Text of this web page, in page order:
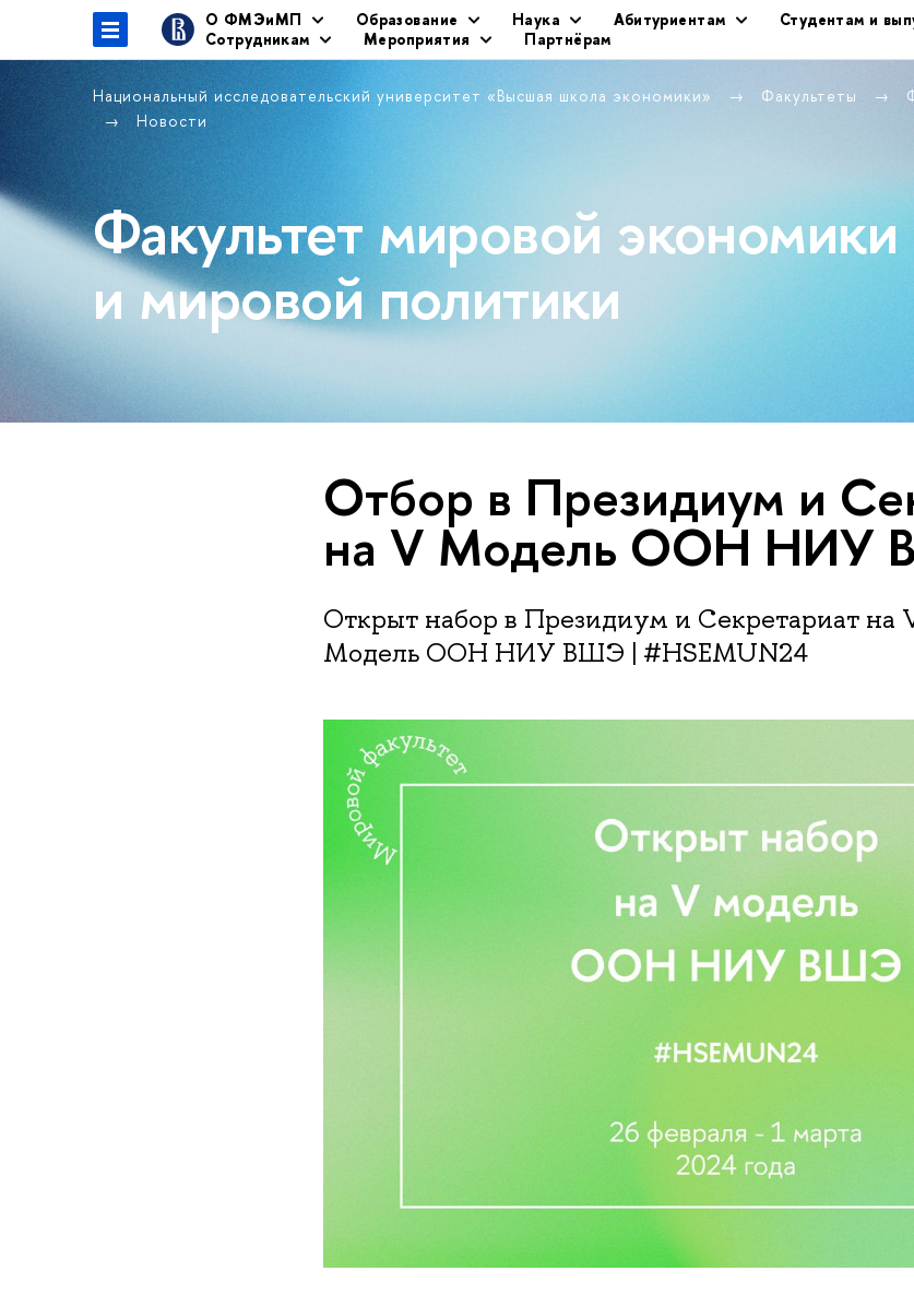
О ФМЭиМП Образование Наука Абитуриентам
Студентам и
Сотрудникам
Мероприятия Партнёрам
Национальный исследовательский университет «Высшая школа экономики» Факультеты
Новости
Факультет мировой экономики
и мировой политики
Отбор в Президиум и
на V Модель ООН НИУ
Открыт набор в Президиум и Секретариат на
Модель ООН НИУ ВШЭ | #HSEMUN24